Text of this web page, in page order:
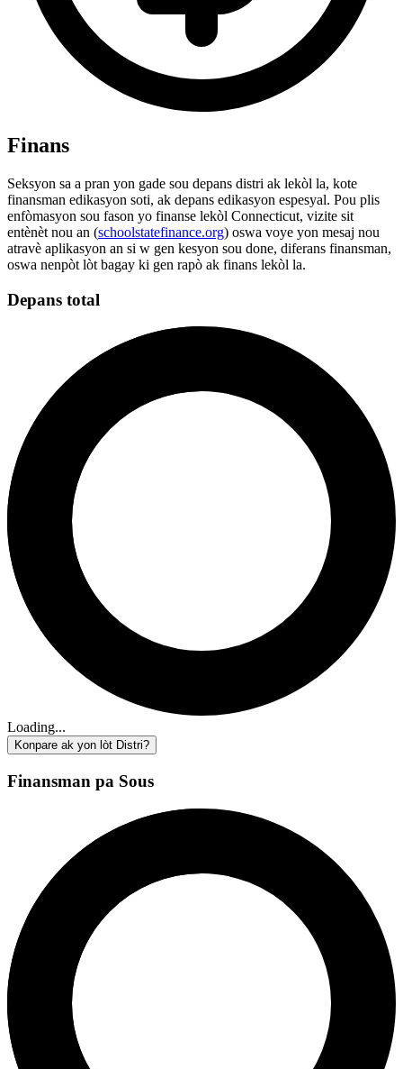
Finans
Seksyon sa a pran yon gade sou depans distri ak lekòl la, kote
finansman edikasyon soti, ak depans edikasyon espesyal. Pou plis
enfòmasyon sou fason yo finanse lekòl Connecticut, vizite sit
entènèt nou an (schoolstatefinance.org) oswa voye yon mesaj nou
atravè aplikasyon an si w gen kesyon sou done, diferans finansman,
oswa nenpòt lòt bagay ki gen rapò ak finans lekòl la.
Depans total
Loading...
Konpare ak yon lòt Distri?
Finansman pa Sous